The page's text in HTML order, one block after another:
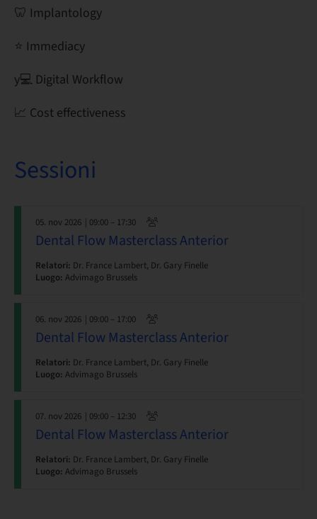
🦷 Implantology
⭐ Immediacy
y‍💻 Digital Workflow
📈 Cost effectiveness
Sessioni
05. nov 2026 | 09:00 – 17:30
Dental Flow Masterclass Anterior
Relatori: Dr. France Lambert, Dr. Gary Finelle
Luogo: Advimago Brussels
06. nov 2026 | 09:00 – 17:00
Dental Flow Masterclass Anterior
Relatori: Dr. France Lambert, Dr. Gary Finelle
Luogo: Advimago Brussels
07. nov 2026 | 09:00 – 12:30
Dental Flow Masterclass Anterior
Relatori: Dr. France Lambert, Dr. Gary Finelle
Luogo: Advimago Brussels